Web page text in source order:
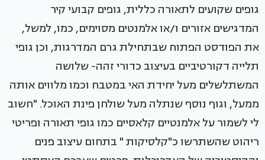
גופים שקועים לתאורה כללית, גופים קבועי קיר
המדגישים אזורים ו/או אלמנטים מסוימים, כמו, למשל,
את הפודסט הפתוח שבתחילת גרם המדרגות, וכן גופי
תלייה דקורטיביים בעיצוב כדורי זהה- שלושה
המשתלשלים מעל יחידת האי במטבח וכמו מלווים אותה
ממעל, וגוף נוסף שנתלה מעל שולחן פינת האוכל. "חשוב
לי לשמור על אלמנטיים קלאסיים כמו גופי תאורה ופריטי
ריהוט שהשתרשו כ"קלסיקות " בתחום עיצוב פנים